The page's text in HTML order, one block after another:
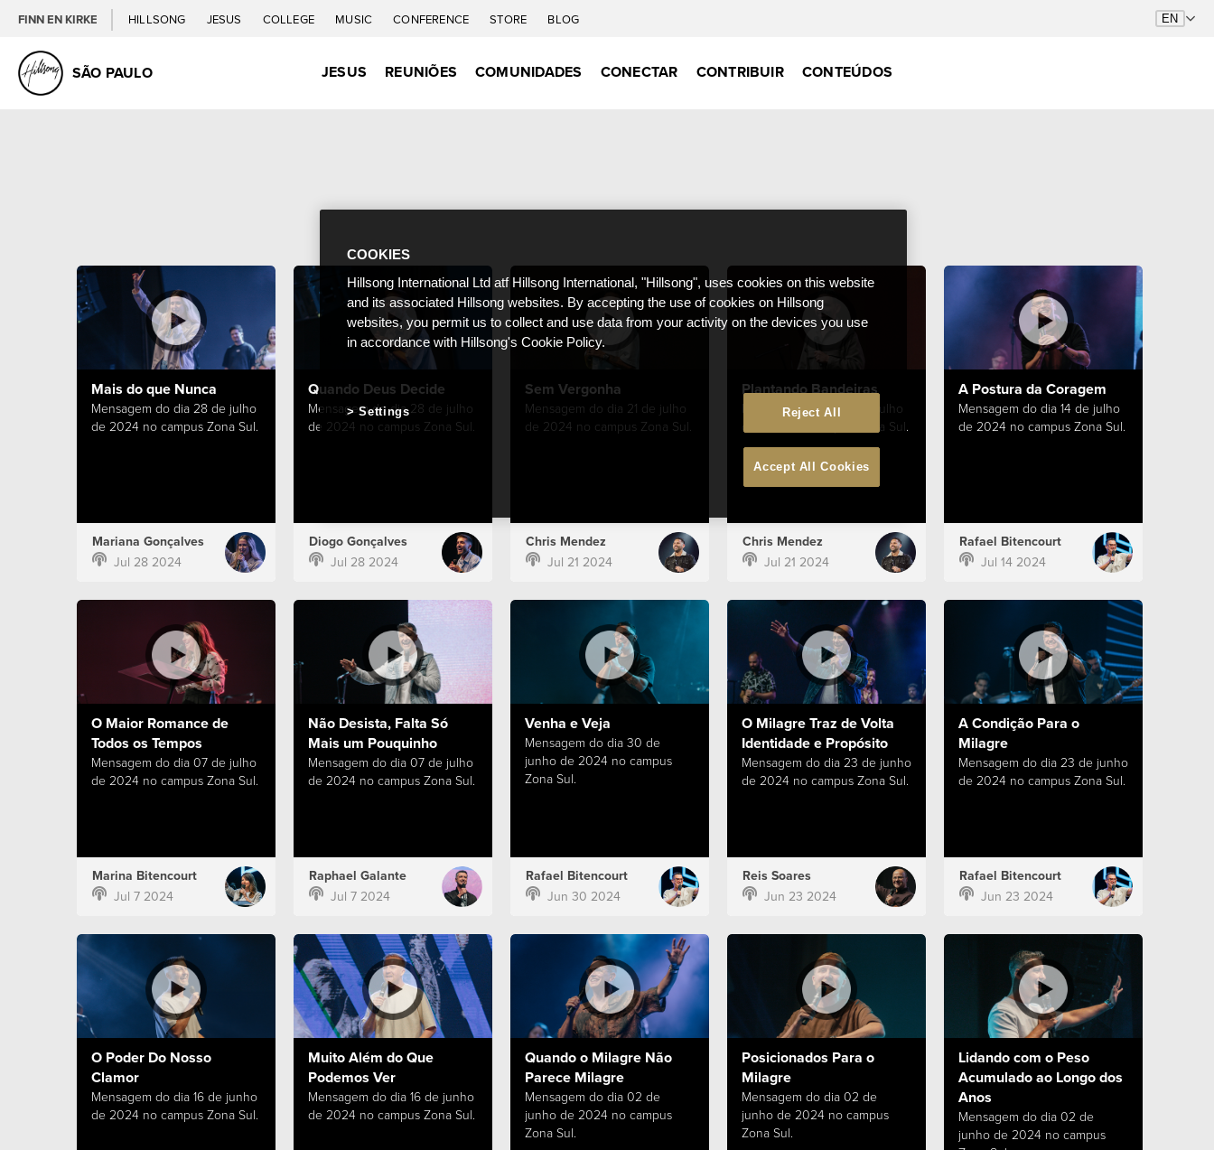
FINN EN KIRKE HILLSONG JESUS COLLEGE MUSIC CONFERENCE STORE BLOG
SÃO PAULO JESUS REUNIÕES COMUNIDADES CONECTAR CONTRIBUIR CONTEÚDOS
Mais do que Nunca
Mensagem do dia 28 de julho
de 2024 no campus Zona Sul.
Mariana Gonçalves
Jul 28 2024
Quando Deus Decide
Mensagem do dia 28 de julho
de 2024 no campus Zona Sul.
Diogo Gonçalves
Jul 28 2024
Sem Vergonha
Mensagem do dia 21 de julho
de 2024 no campus Zona Sul.
Chris Mendez
Jul 21 2024
Plantando Bandeiras
Mensagem do dia 21 de julho
de 2024 no campus Zona Sul.
Chris Mendez
Jul 21 2024
A Postura da Coragem
Mensagem do dia 14 de julho
de 2024 no campus Zona Sul.
Rafael Bitencourt
Jul 14 2024
O Maior Romance de
Todos os Tempos
Mensagem do dia 07 de julho
de 2024 no campus Zona Sul.
Marina Bitencourt
Jul 7 2024
Não Desista, Falta Só
Mais um Pouquinho
Mensagem do dia 07 de julho
de 2024 no campus Zona Sul.
Raphael Galante
Jul 7 2024
Venha e Veja
Mensagem do dia 30 de
junho de 2024 no campus
Zona Sul.
Rafael Bitencourt
Jun 30 2024
O Milagre Traz de Volta
Identidade e Propósito
Mensagem do dia 23 de junho
de 2024 no campus Zona Sul.
Reis Soares
Jun 23 2024
A Condição Para o
Milagre
Mensagem do dia 23 de junho
de 2024 no campus Zona Sul.
Rafael Bitencourt
Jun 23 2024
O Poder Do Nosso
Clamor
Mensagem do dia 16 de junho
de 2024 no campus Zona Sul.
Muito Além do Que
Podemos Ver
Mensagem do dia 16 de junho
de 2024 no campus Zona Sul.
Quando o Milagre Não
Parece Milagre
Mensagem do dia 02 de
junho de 2024 no campus
Zona Sul.
Posicionados Para o
Milagre
Mensagem do dia 02 de
junho de 2024 no campus
Zona Sul.
Lidando com o Peso
Acumulado ao Longo dos
Anos
Mensagem do dia 02 de
junho de 2024 no campus
COOKIES
Hillsong International Ltd atf Hillsong International, "Hillsong", uses cookies on this website
and its associated Hillsong websites. By accepting the use of cookies on Hillsong
websites, you permit us to collect and use data from your activity on the devices you use
in accordance with Hillsong's Cookie Policy.
Reject All
Accept All Cookies
Settings